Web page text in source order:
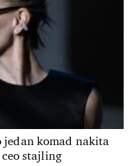
jedan komad nakita
stajling